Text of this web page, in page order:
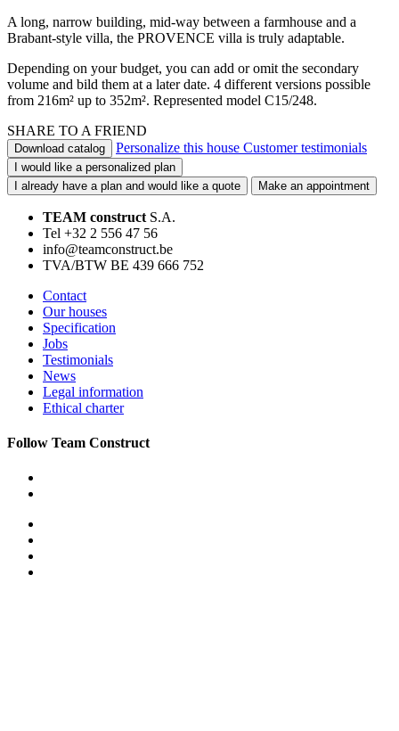
A long, narrow building, mid-way between a farmhouse and a
Brabant-style villa, the PROVENCE villa is truly adaptable.
Depending on your budget, you can add or omit the secondary
volume and bild them at a later date. 4 different versions possible
from 216m² up to 352m². Represented model C15/248.
SHARE TO A FRIEND
Download catalog Personalize this house Customer testimonials
I would like a personalized plan
I already have a plan and would like a quote
Make an appointment
TEAM construct S.A.
Tel +32 2 556 47 56
info@teamconstruct.be
TVA/BTW BE 439 666 752
Contact
Our houses
Specification
Jobs
Testimonials
News
Legal information
Ethical charter
Follow Team Construct